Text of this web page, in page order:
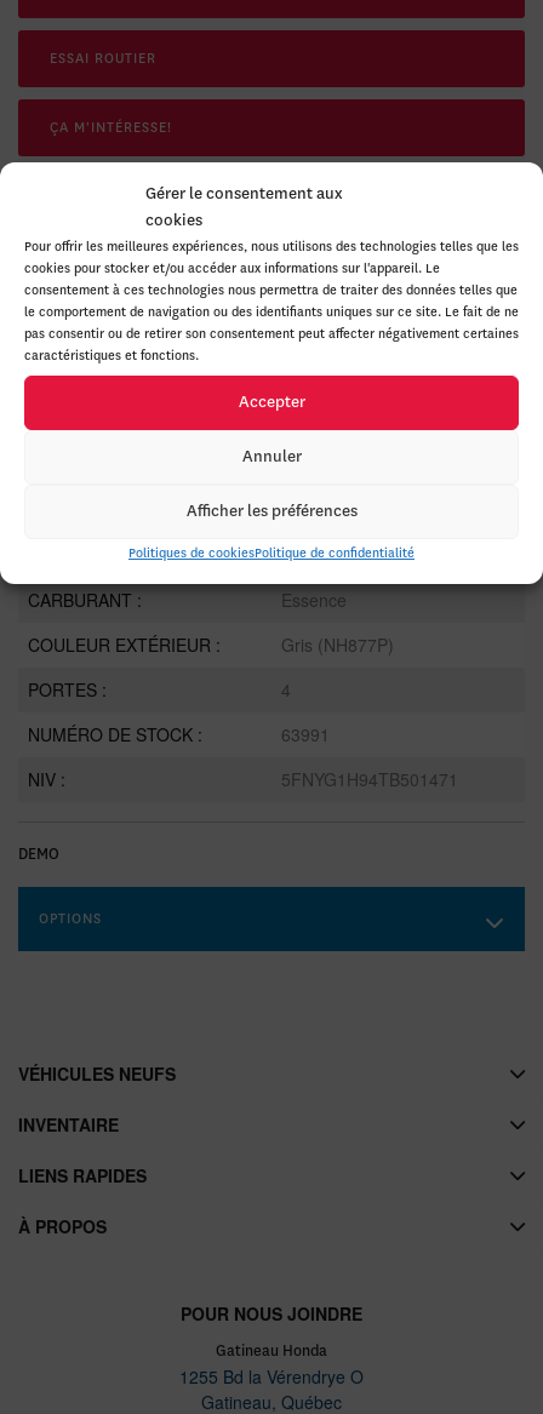
Gérer le consentement aux
cookies
Pour offrir les meilleures expériences, nous utilisons des technologies telles que les
cookies pour stocker et/ou accéder aux informations sur l'appareil. Le
consentement à ces technologies nous permettra de traiter des données telles que
le comportement de navigation ou des identifiants uniques sur ce site. Le fait de ne
pas consentir ou de retirer son consentement peut affecter négativement certaines
caractéristiques et fonctions.
Accepter
Annuler
Afficher les préférences
Politiques de cookiesPolitique de confidentialité
SPÉCIFICATIONS
ANNÉE :
2026
ODOMÈTRE:
20 km
4x4
6 Cylindres
MOTEUR (L) :
3.5
CARBURANT :
Essence
COULEUR EXTÉRIEUR :
Gris (NH877P)
PORTES :
4
NUMÉRO DE STOCK :
63991
NIV :
5FNYG1H94TB501471
DEMO
OPTIONS
ESSAI ROUTIER
ÇA M'INTÉRESSE!
POUR NOUS JOINDRE
Gatineau Honda
1255 Bd la Vérendrye O
Gatineau, Québec
VÉHICULES NEUFS
INVENTAIRE
LIENS RAPIDES
À PROPOS